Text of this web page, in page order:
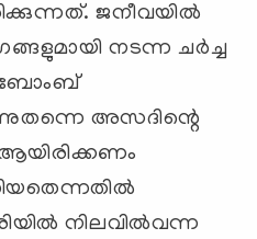
ജനീവയില്‍
നടന്ന ചര്‍ച്ച
ബോംബ്
അസദിന്റെ
നിലവില്‍വന്ന